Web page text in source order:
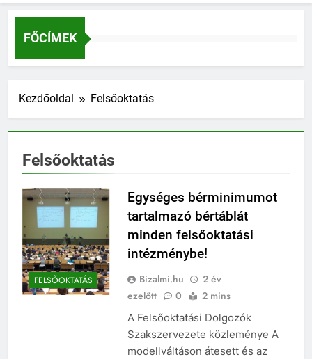
FŐCÍMEK
Kezdőoldal Felsőoktatás
Felsőoktatás
FELSŐOKTATÁS
Egységes bérminimumot
tartalmazó bértáblát
minden felsőoktatási
intézménybe!
Bizalmi.hu
2 év
ezelőtt
0 2 mins
A Felsőoktatási Dolgozók
Szakszervezete közleménye A
modellváltáson átesett és az